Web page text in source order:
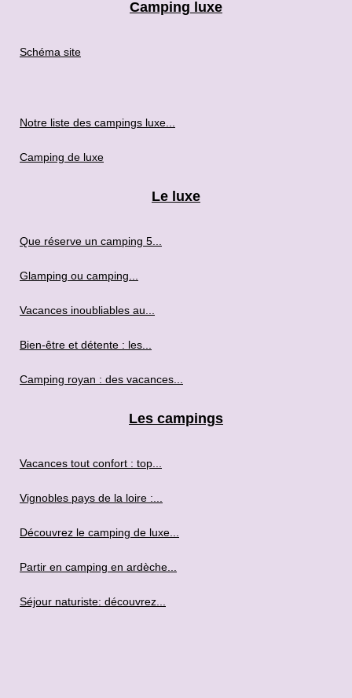
Camping luxe
Schéma site
Notre liste des campings luxe...
Camping de luxe
Le luxe
Que réserve un camping 5...
Glamping ou camping...
Vacances inoubliables au...
Bien-être et détente : les...
Camping royan : des vacances...
Les campings
Vacances tout confort : top...
Vignobles pays de la loire :...
Découvrez le camping de luxe...
Partir en camping en ardèche...
Séjour naturiste: découvrez...